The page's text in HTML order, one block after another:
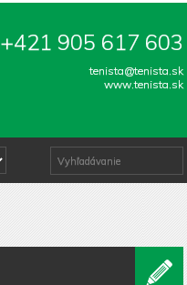
+421 905 617 603
tenista@tenista.sk
www.tenista.sk